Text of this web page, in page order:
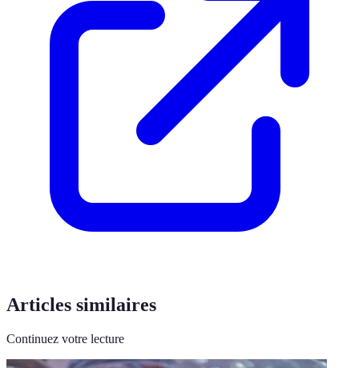
Articles similaires
Continuez votre lecture